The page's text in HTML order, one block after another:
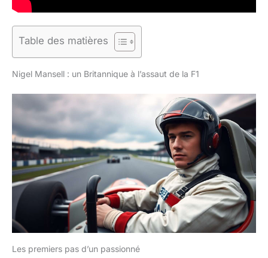
Table des matières
Nigel Mansell : un Britannique à l’assaut de la F1
Les premiers pas d’un passionné